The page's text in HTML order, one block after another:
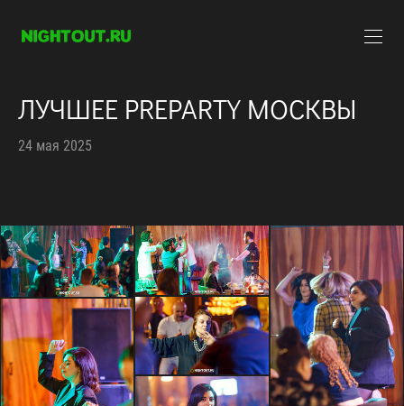
ЛУЧШЕЕ PREPARTY МОСКВЫ
24 мая 2025